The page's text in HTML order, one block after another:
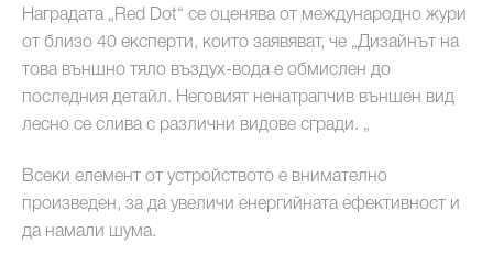
Наградата „Red Dot“ се оценява от международно жури
от близо 40 експерти, които заявяват, че „Дизайнът на
това външно тяло въздух-вода е обмислен до
последния детайл. Неговият ненатрапчив външен вид
лесно се слива с различни видове сгради. „
Всеки елемент от устройството е внимателно
произведен, за да увеличи енергийната ефективност и
да намали шума.